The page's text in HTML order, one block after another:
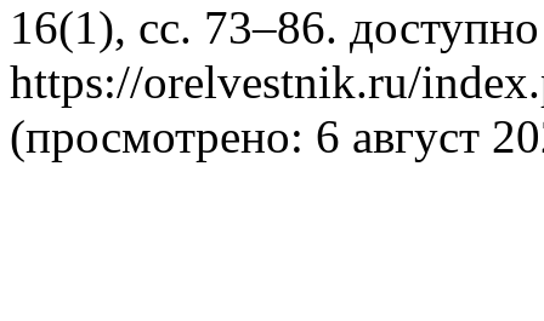
16(1), сс. 73–86.
https://orelvestnik.ru/
(просмотрено: 6 август